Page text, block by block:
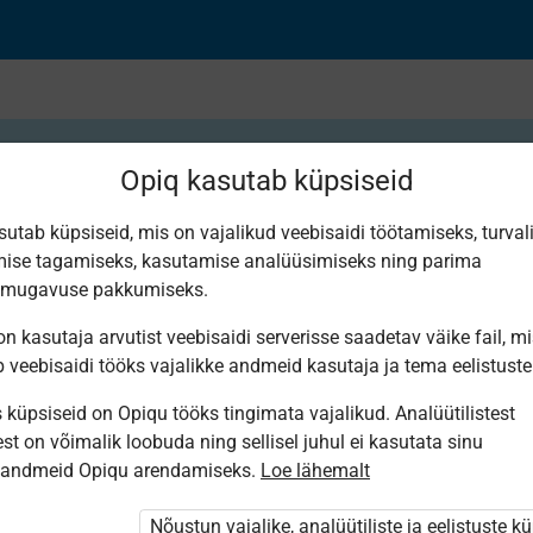
jaotumine
ole Opiqusse sisse logitud.
paketi „Erakasutaja 2024/25”
Opiq kasutab küpsiseid
küpsiseid, mis on vajalikud veebisaidi töötamiseks,
tagamiseks, kasutamise analüüsimiseks ning parima
pakkumiseks.
kasutaja arvutist veebisaidi serverisse saadetav väike fail,
veebisaidi tööks vajalikke andmeid kasutaja ja tema
küpsiseid on Opiqu tööks tingimata vajalikud. Analüütilistest
on võimalik loobuda ning sellisel juhul ei kasutata sinu
Opiqu arendamiseks. Loe lähemalt
Nõustun vajalike, analüütiliste ja eelistuste